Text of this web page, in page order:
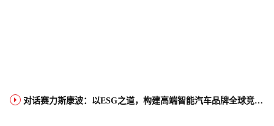
对话赛力斯康波：以ESG之道，构建高端智能汽车品牌全球竞争力